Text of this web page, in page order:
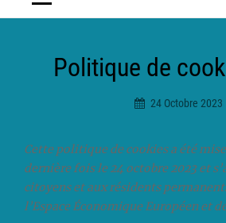
Politique de
24 Octobre 2023
Cette politique de cookies a été
dernière fois le 24 octobre 2023 et
citoyens et aux résidents
l’Espace Économique Européen et